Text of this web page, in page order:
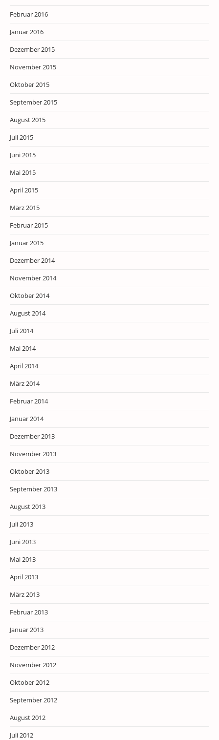
Februar 2016
Januar 2016
Dezember 2015
November 2015
Oktober 2015
September 2015
August 2015
Juli 2015
Juni 2015
Mai 2015
April 2015
März 2015
Februar 2015
Januar 2015
Dezember 2014
November 2014
Oktober 2014
August 2014
Juli 2014
Mai 2014
April 2014
März 2014
Februar 2014
Januar 2014
Dezember 2013
November 2013
Oktober 2013
September 2013
August 2013
Juli 2013
Juni 2013
Mai 2013
April 2013
März 2013
Februar 2013
Januar 2013
Dezember 2012
November 2012
Oktober 2012
September 2012
August 2012
Juli 2012